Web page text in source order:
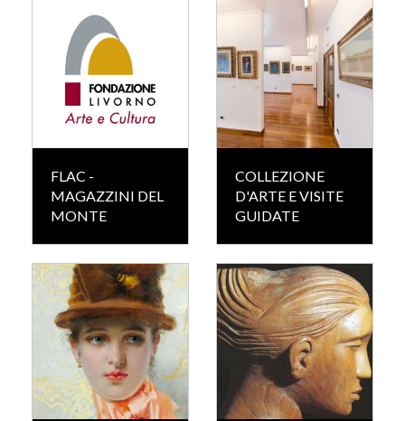
FLAC -
MAGAZZINI DEL
MONTE
COLLEZIONE
D'ARTE E VISITE
GUIDATE